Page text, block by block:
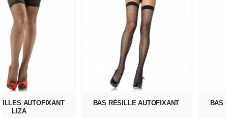
AUTOFIXANT
LIZA
BAS RÉSILLE AUTOFIXANT BAS